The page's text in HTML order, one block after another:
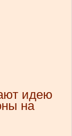
идею
на